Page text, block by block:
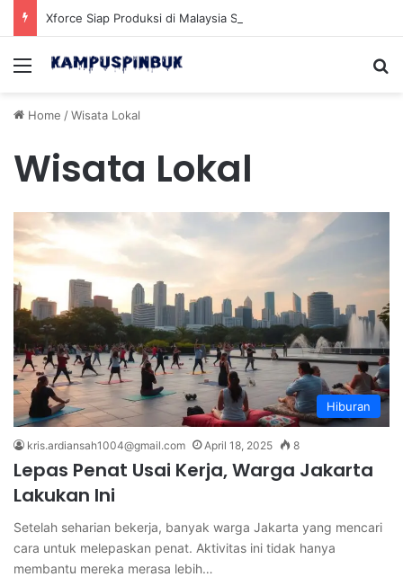
Menu
Home /Wisata Lokal
Wisata Lokal
Hiburan
kris.ardiansah1004@gmail.com April 18, 2025 8
Lepas Penat Usai Kerja, Warga Jakarta
Lakukan Ini
Setelah seharian bekerja, banyak warga Jakarta yang mencari
cara untuk melepaskan penat. Aktivitas ini tidak hanya
membantu mereka merasa lebih…